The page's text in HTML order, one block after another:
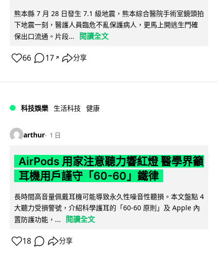
熊本縣 7 月 28 日發生 7.1 級地震，熊本綜合醫院手術室鏡頭拍
下地震一刻，醫護人員臨危不亂保護病人，更馬上開逃生門確
保出口流通。片段...
閱讀全文
66 17 ↗ 分享
科技娛樂 生活科技 健康
arthur 1 日
AirPods 用家注意聽力響紅燈 醫學界籲
耳機用戶謹守「60-60」鐵律
長時間高音量佩戴耳機可能導致永久性噪音性聽損。本文盤點 4
大聽力受損警號，介紹科學護耳的「60-60 原則」及 Apple 內
置防護功能，...
閱讀全文
18 分享